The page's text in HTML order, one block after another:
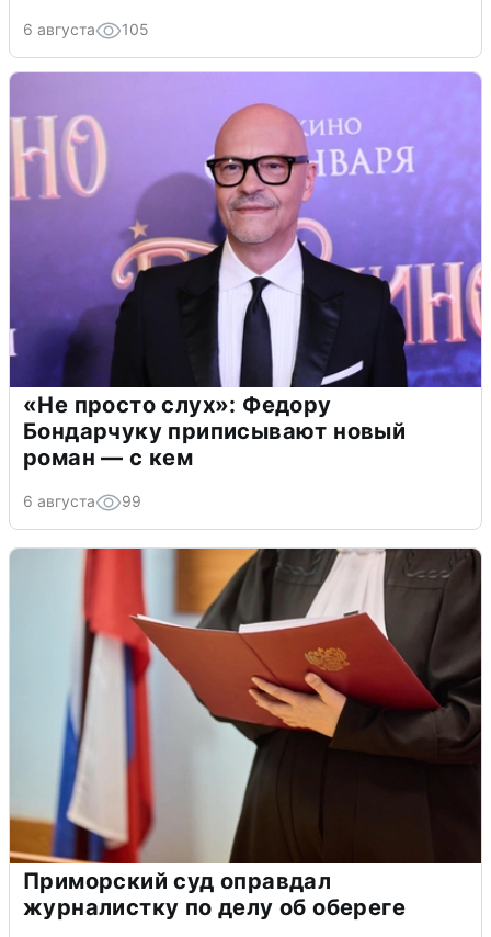
6 августа 105
«Не просто слух»: Федору
Бондарчуку приписывают новый
роман — с кем
6 августа 99
Приморский суд оправдал
журналистку по делу об обереге